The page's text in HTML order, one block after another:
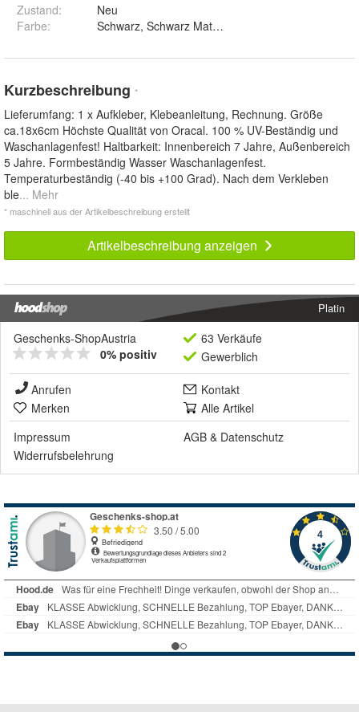
Zustand:
Neu
Farbe:
Kurzbeschreibung *
Lieferumfang: 1 x Aufkleber, Klebeanleitung, Rechnung. Größe
ca.18x6cm Höchste Qualität von Oracal. 100 % UV-Beständig und
Waschanlagenfest! Haltbarkeit: Innenbereich 7 Jahre, Außenbereich
5 Jahre. Formbeständig Wasser Waschanlagenfest.
Temperaturbeständig (-40 bis +100 Grad). Nach dem Verkleben
ble... Mehr
* maschinell aus der Artikelbeschreibung erstellt
Artikelbeschreibung anzeigen
Platin
Geschenks-ShopAustria
0% positiv
63 Verkäufe
Gewerblich
Anrufen
Kontakt
Merken
Alle Artikel
Impressum
AGB & Datenschutz
Widerrufsbelehrung